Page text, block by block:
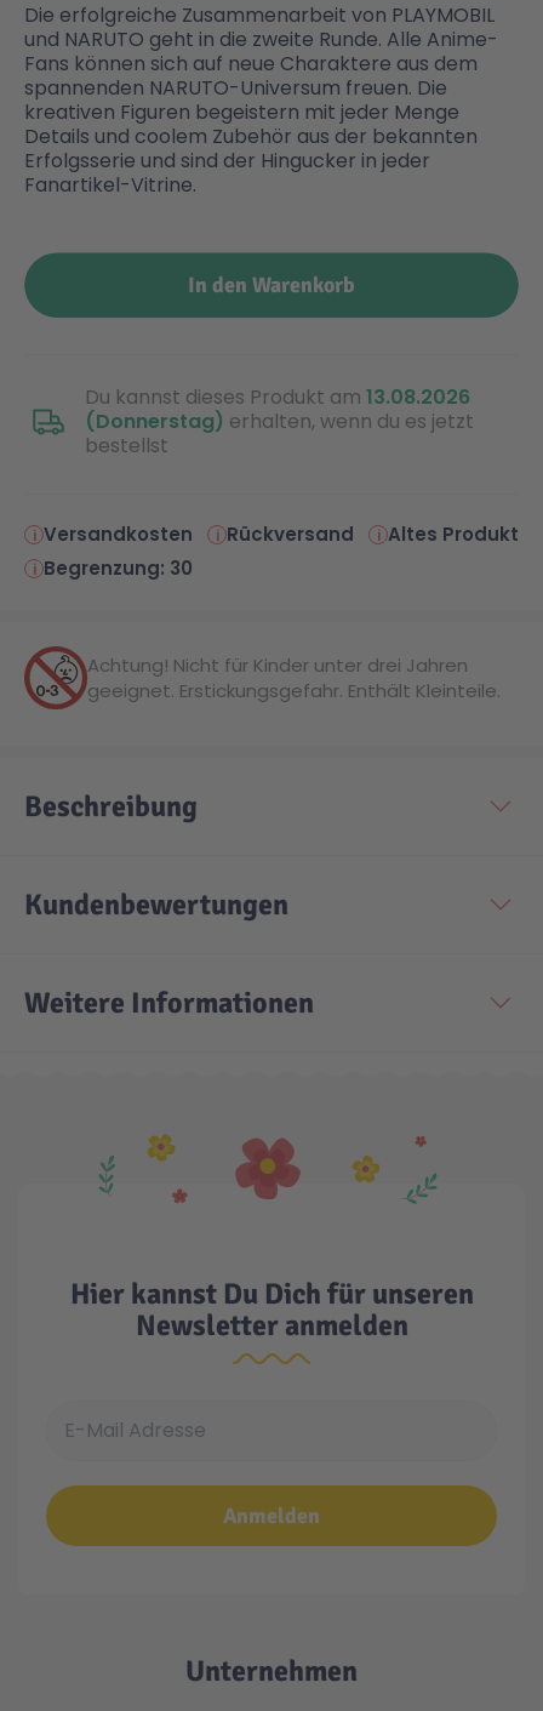
Die erfolgreiche Zusammenarbeit von PLAYMOBIL
und NARUTO geht in die zweite Runde. Alle Anime-
Fans können sich auf neue Charaktere aus dem
spannenden NARUTO-Universum freuen. Die
kreativen Figuren begeistern mit jeder Menge
Details und coolem Zubehör aus der bekannten
Erfolgsserie und sind der Hingucker in jeder
Fanartikel-Vitrine.
In den Warenkorb
Du kannst dieses Produkt am 13.08.2026
(Donnerstag) erhalten, wenn du es jetzt
bestellst
Versandkosten Rückversand
Altes Produkt
Begrenzung: 30
Achtung! Nicht für Kinder unter drei Jahren
geeignet. Erstickungsgefahr. Enthält Kleinteile.
Beschreibung
Kundenbewertungen
Weitere Informationen
Hier kannst Du Dich für unseren
Newsletter anmelden
Anmelden
Unternehmen